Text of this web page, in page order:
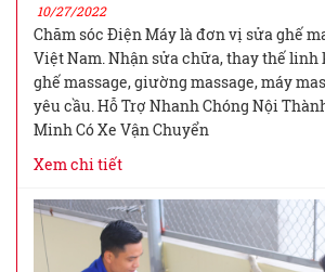
10/27/2022
Chăm sóc Điện Máy là đơn vị sửa ghế
Việt Nam. Nhận sửa chữa, thay thế
ghế massage, giường massage, máy
yêu cầu. Hỗ Trợ Nhanh Chóng Nội
Minh Có Xe Vận Chuyển
Xem chi tiết